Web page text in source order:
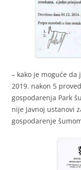
– kako je moguće da
2019. nakon 5
gospodarenja Park
nije Javnoj ustanovi
gospodarenje